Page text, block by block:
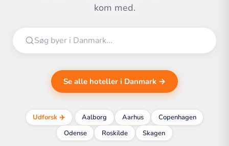
kom med.
Se alle hoteller i Danmark →
Udforsk ✈️ Aalborg Aarhus
Copenhagen
Odense
Roskilde Skagen